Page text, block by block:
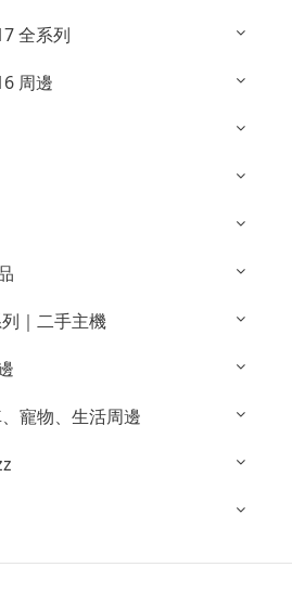
全系列
周邊
｜二手主機
寵物、生活周邊